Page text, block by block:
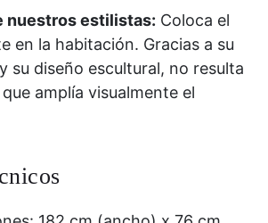
nuestros estilistas: Coloca el
en la habitación. Gracias a su
su diseño escultural, no resulta
amplía visualmente el